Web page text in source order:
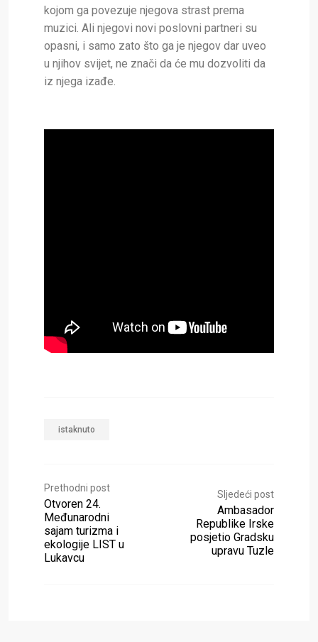
kojom ga povezuje njegova strast prema
muzici. Ali njegovi novi poslovni partneri su
opasni, i samo zato što ga je njegov dar uveo
u njihov svijet, ne znači da će mu dozvoliti da
iz njega izađe.
istaknuto
Prethodni post
Otvoren 24.
Međunarodni
sajam turizma i
ekologije LIST u
Lukavcu
Sljedeći post
Ambasador
Republike Irske
posjetio Gradsku
upravu Tuzle